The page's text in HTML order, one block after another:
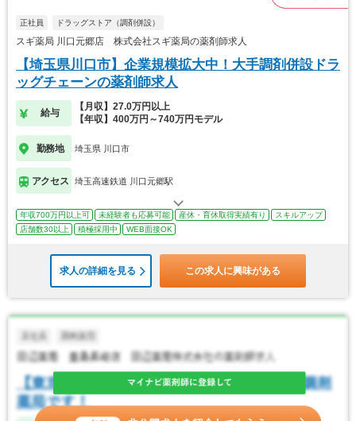
正社員 ドラッグストア（調剤併設）
スギ薬局 川口元郷店 株式会社スギ薬局の薬剤師求人
【埼玉県川口市】企業規模拡大中！大手調剤併設ドラ
ッグチェーンの薬剤師求人
給与
【月収】27.0万円以上
【年収】400万円～740万円モデル
勤務地 埼玉県 川口市
アクセス 埼玉高速鉄道 川口元郷駅
年収700万円以上可 未経験者も応募可能 産休・育休取得実績有り
スキルアップ
店舗数30以上
積極採用中 WEB面接OK
求人の詳細を見る この求人に興味がある